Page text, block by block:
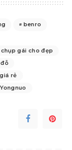
benro
chụp gái cho đẹp
rẻ
Yongnuo